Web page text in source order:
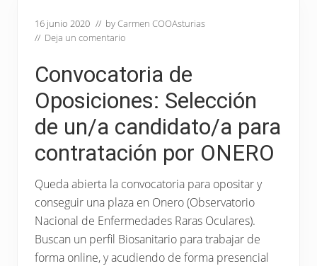
16 junio 2020 // byCarmen COOAsturias
// Deja un comentario
Convocatoria de
Oposiciones: Selección
de un/a candidato/a para
contratación por ONERO
Queda abierta la convocatoria para opositar y
conseguir una plaza en Onero (Observatorio
Nacional de Enfermedades Raras Oculares).
Buscan un perfil Biosanitario para trabajar de
forma online, y acudiendo de forma presencial